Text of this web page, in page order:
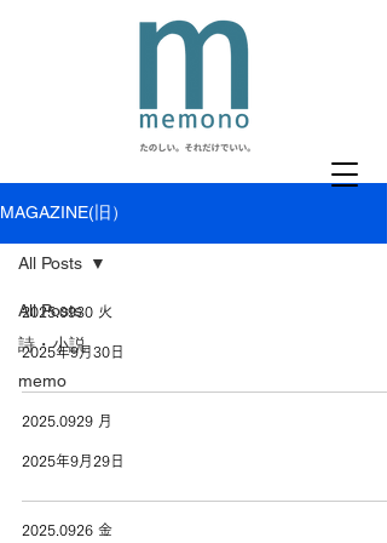
MAGAZINE(旧）
All Posts
詩・小説
memo
All Posts
2025.0930 火
2025年9月30日
2025.0929 月
2025年9月29日
2025.0926 金